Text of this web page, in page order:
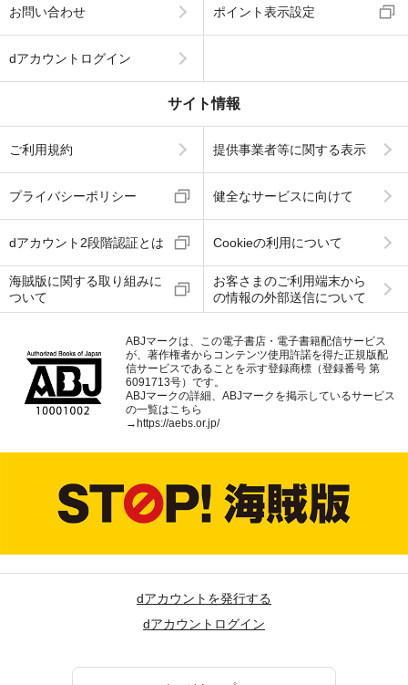
お問い合わせ ポイント表示設定
dアカウントログイン
サイト情報
ご利用規約 提供事業者等に関する表示
プライバシーポリシー 健全なサービスに向けて
dアカウント2段階認証とは Cookieの利用について
海賊版に関する取り組みに
ついて
お客さまのご利用端末から
の情報の外部送信について
ABJマークは、この電子書店・電子書籍配信サービス
が、著作権者からコンテンツ使用許諾を得た正規版配
信サービスであることを示す登録商標（登録番号 第
6091713号）です。
ABJマークの詳細、ABJマークを掲示しているサービス
の一覧はこちら
→ https://aebs.or.jp/
dアカウントを発行する
dアカウントログイン